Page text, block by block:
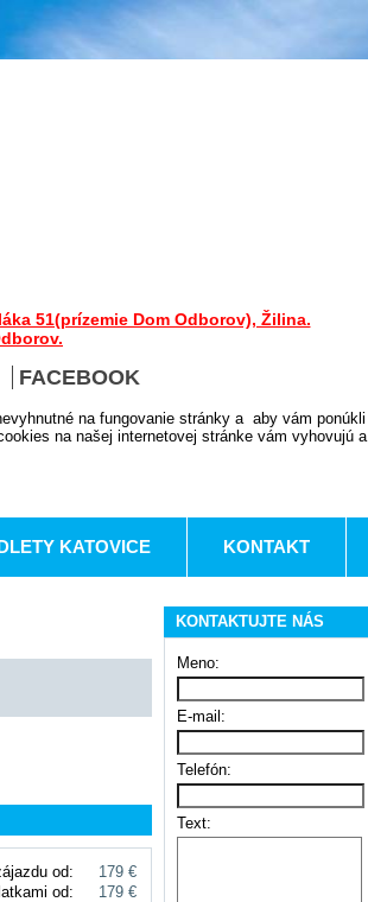
51(prízemie Dom Odborov), Žilina.
FACEBOOK
na fungovanie stránky a aby vám ponúkli
na našej internetovej stránke vám vyhovujú a
KATOVICE KONTAKT
od:
179 €
od:
179 €
KONTAKTUJTE NÁS
Meno:
E-mail:
Telefón:
Text: